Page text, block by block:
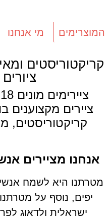
המוצרימים מי אנחנו
קריקטוריסטים
ציירים מקצוענים
קריקטוריסטים,
אנחנו מציירים
מטרתנו היא לשמח
יפים, נוסף על
ישראלית ולדאוג